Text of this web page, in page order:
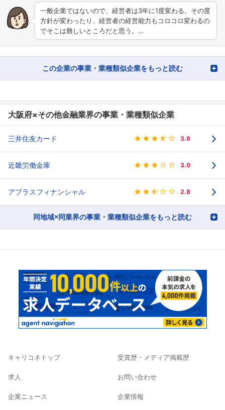
一般企業ではないので、経営者は3年に1度変わる。その度
方針が変わったり、経営者の経営能力もコロコロ変わるの
でそこは難しいところだと思う。…
この企業の事業・業種類似企業をもっと読む
大阪府×その他金融業界の事業・業種類似企業
三井住友カード 3.9
近畿労働金庫 3.0
アプラスフィナンシャル 2.8
同地域×同業界の事業・業種類似企業をもっと読む
キャリコネトップ
求人
企業ニュース
受賞歴・メディア掲載歴
お問い合わせ
企業情報